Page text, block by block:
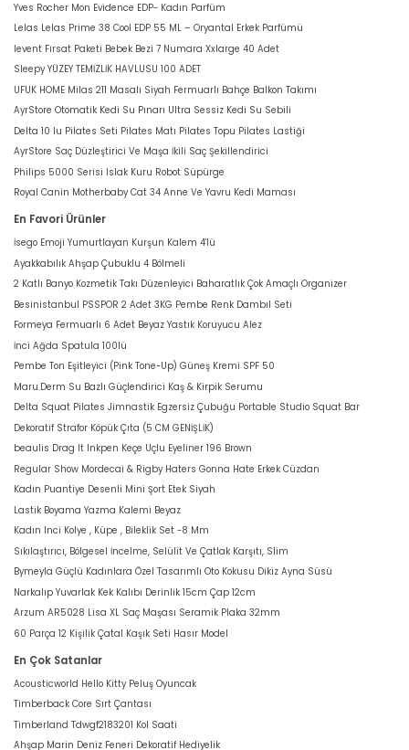
Yves Rocher Mon Evidence EDP- Kadın Parfüm
Lelas Lelas Prime 38 Cool EDP 55 ML – Oryantal Erkek Parfümü
levent Fırsat Paketi Bebek Bezi 7 Numara Xxlarge 40 Adet
Sleepy YÜZEY TEMİZLİK HAVLUSU 100 ADET
UFUK HOME Milas 211 Masalı Siyah Fermuarlı Bahçe Balkon Takımı
AyrStore Otomatik Kedi Su Pınarı Ultra Sessiz Kedi Su Sebili
Delta 10 lu Pilates Seti Pilates Matı Pilates Topu Pilates Lastiği
AyrStore Saç Düzleştirici Ve Maşa İkili Saç Şekillendirici
Philips 5000 Serisi Islak Kuru Robot Süpürge
Royal Canin Motherbaby Cat 34 Anne Ve Yavru Kedi Maması
En Favori Ürünler
İsego Emoji Yumurtlayan Kurşun Kalem 4'lü
Ayakkabılık Ahşap Çubuklu 4 Bölmeli
2 Katlı Banyo Kozmetik Takı Düzenleyici Baharatlık Çok Amaçlı Organizer
Besinistanbul PSSPOR 2 Adet 3KG Pembe Renk Dambıl Seti
Formeya Fermuarlı 6 Adet Beyaz Yastık Koruyucu Alez
İnci Ağda Spatula 100lü
Pembe Ton Eşitleyici (Pink Tone-Up) Güneş Kremi SPF 50
Maru.Derm Su Bazlı Güçlendirici Kaş & Kirpik Serumu
Delta Squat Pilates Jimnastik Egzersiz Çubuğu Portable Studio Squat Bar
Dekoratif Strafor Köpük Çıta (5 CM GENİŞLİK)
beaulis Drag It Inkpen Keçe Uçlu Eyeliner 196 Brown
Regular Show Mordecai & Rigby Haters Gonna Hate Erkek Cüzdan
Kadın Puantiye Desenli Mini Şort Etek Siyah
Lastik Boyama Yazma Kalemi Beyaz
Kadın Inci Kolye , Küpe , Bileklik Set -8 Mm
Sıkılaştırıcı, Bölgesel İncelme, Selülit Ve Çatlak Karşıtı, Slim
Bymeyla Güçlü Kadınlara Özel Tasarımlı Oto Kokusu Dikiz Ayna Süsü
Narkalıp Yuvarlak Kek Kalıbı Derinlik 15cm Çap 12cm
Arzum AR5028 Lisa XL Saç Maşası Seramik Plaka 32mm
60 Parça 12 Kişilik Çatal Kaşık Seti Hasır Model
En Çok Satanlar
Acousticworld Hello Kitty Peluş Oyuncak
Timberback Core Sırt Çantası
Timberland Tdwgf2183201 Kol Saati
Ahşap Marin Deniz Feneri Dekoratif Hediyelik